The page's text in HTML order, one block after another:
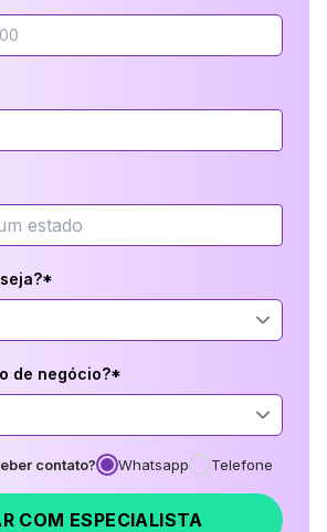
de negócio?*
contato? Whatsapp Telefone
COM ESPECIALISTA